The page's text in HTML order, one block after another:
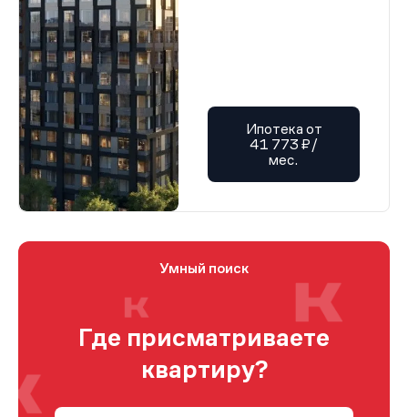
Ипотека от
41 773 ₽/
мес.
Умный поиск
Где присматриваете
квартиру?